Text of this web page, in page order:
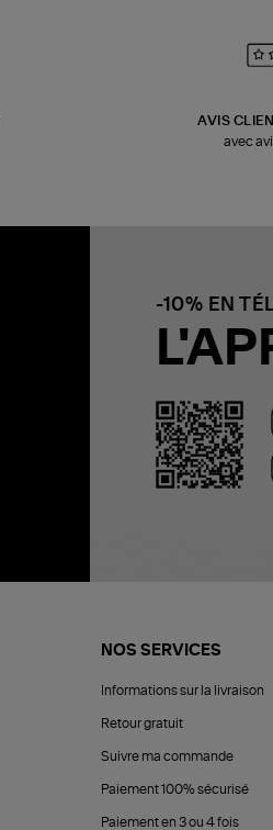
AVIS
avec
-10% EN
NOS SERVICES
Informations sur la livraison
Retour gratuit
Suivre ma commande
Paiement 100% sécurisé
Paiement en 3 ou 4 fois